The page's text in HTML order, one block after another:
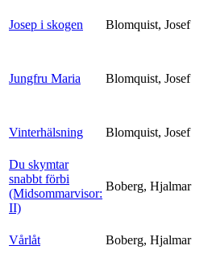
Josep i skogen Blomquist, Josef
Jungfru Maria Blomquist, Josef
Vinterhälsning Blomquist, Josef
Du skymtar
snabbt förbi
(Midsommarvisor:
II)
Boberg, Hjalmar
Vårlåt Boberg, Hjalmar